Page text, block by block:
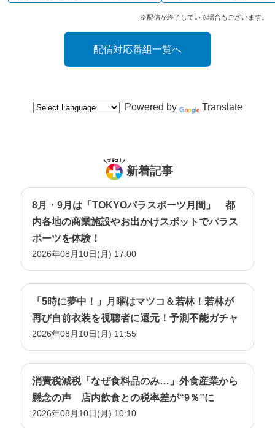
※配信が終了している場合もございます。
配信対応番組一覧へ
Powered by Translate
新着記事
8月・9月は「TOKYOパラスポーツ月間」 都
内各地の商業施設やお出かけスポットでパラス
ポーツを体験！
2026年08月10日(月) 17:00
「5時に夢中！」月曜はマツコ＆若林！若林が
再び自前衣装を視聴者に還元！予測不能ガチャ
2026年08月10日(月) 11:55
消費税減税「なぜ食料品のみ…」外食産業から
懸念の声 店内飲食との税率差が“9％”に
2026年08月10日(月) 10:10